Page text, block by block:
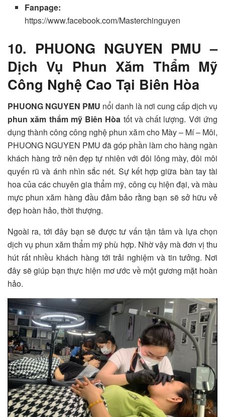
Fanpage:
https://www.facebook.com/Masterchinguyen
10. PHUONG NGUYEN PMU –
Dịch Vụ Phun Xăm Thẩm Mỹ
Công Nghệ Cao Tại Biên Hòa
PHUONG NGUYEN PMU nổi danh là nơi cung cấp dịch vụ
phun xăm thẩm mỹ Biên Hòa tốt và chất lượng. Với ứng
dụng thành công công nghệ phun xăm cho Mày – Mí – Môi,
PHUONG NGUYEN PMU đã góp phần làm cho hàng ngàn
khách hàng trở nên đẹp tự nhiên với đôi lông mày, đôi môi
quyến rũ và ánh nhìn sắc nét. Sự kết hợp giữa bàn tay tài
hoa của các chuyên gia thẩm mỹ, công cụ hiện đại, và màu
mực phun xăm hàng đầu đảm bảo rằng bạn sẽ sở hữu vẻ
đẹp hoàn hảo, thời thượng.
Ngoài ra, tới đây bạn sẽ được tư vấn tận tâm và lựa chọn
dịch vụ phun xăm thẩm mỹ phù hợp. Nhờ vậy mà đơn vị thu
hút rất nhiều khách hàng tới trải nghiệm và tin tưởng. Nơi
đây sẽ giúp bạn thực hiện mơ ước về một gương mặt hoàn
hảo.